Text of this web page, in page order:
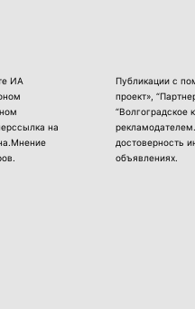
ИА
на
Публикации с
проект»,
“Волгоградское
достоверность
объявлениях.